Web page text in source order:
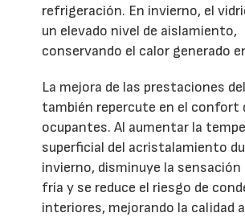
refrigeración. En invierno, el
un elevado nivel de aislamiento,
conservando el calor generado
La mejora de las prestaciones
también repercute en el confort
ocupantes. Al aumentar la
superficial del acristalamiento
invierno, disminuye la sensación
fría y se reduce el riesgo de
interiores, mejorando la calidad